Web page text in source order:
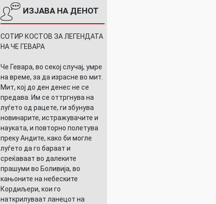
ИЗЈАВА НА ДЕНОТ
СОТИР КОСТОВ ЗА ЛЕГЕНДАТА
НА ЧЕ ГЕВАРА
Че Гевара, во секој случај, умре
на време, за да израсне во мит.
Мит, кој до ден денес не се
предава. Им се оттргнува на
луѓето од рацете, ги збунува
новинарите, истражувачите и
науката, и повторно полетува
преку Андите, како би могле
луѓето да го бараат и
среќаваат во далеките
прашуми во Боливија, во
кањоните на небеските
Кордиљери, кои го
наткрилуваат ланецот на